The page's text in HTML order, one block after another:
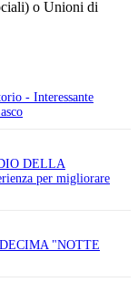
o Unioni di
- Interessante
DELLA
per migliorare
"NOTTE